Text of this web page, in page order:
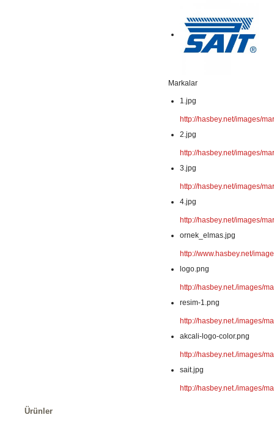
Markalar
1.jpg
http://hasbey.net/images/
2.jpg
http://hasbey.net/images/
3.jpg
http://hasbey.net/images/
4.jpg
http://hasbey.net/images/
ornek_elmas.jpg
http://www.hasbey.net/
logo.png
http://hasbey.net./images/
resim-1.png
http://hasbey.net./images/
akcali-logo-color.png
http://hasbey.net./images/
sait.jpg
http://hasbey.net./images/
Ürünler